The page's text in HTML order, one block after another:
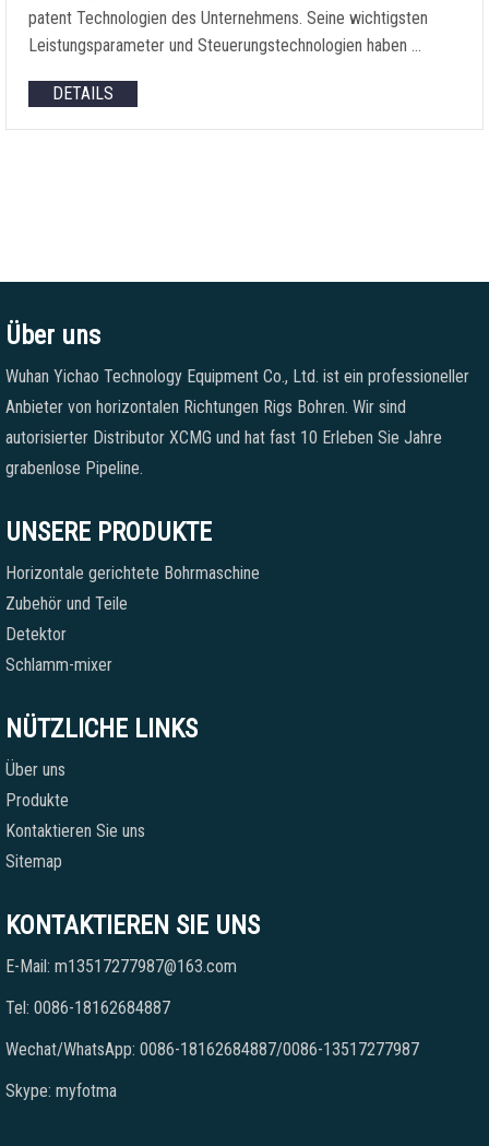
patent Technologien des Unternehmens. Seine wichtigsten
Leistungsparameter und Steuerungstechnologien haben …
DETAILS
Über uns
Wuhan Yichao Technology Equipment Co., Ltd. ist ein professioneller
Anbieter von horizontalen Richtungen Rigs Bohren. Wir sind
autorisierter Distributor XCMG und hat fast 10 Erleben Sie Jahre
grabenlose Pipeline.
UNSERE PRODUKTE
Horizontale gerichtete Bohrmaschine
Zubehör und Teile
Detektor
Schlamm-mixer
NÜTZLICHE LINKS
Über uns
Produkte
Kontaktieren Sie uns
Sitemap
KONTAKTIEREN SIE UNS
E-Mail: m13517277987@163.com
Tel: 0086-18162684887
Wechat/WhatsApp: 0086-18162684887/0086-13517277987
Skype: myfotma